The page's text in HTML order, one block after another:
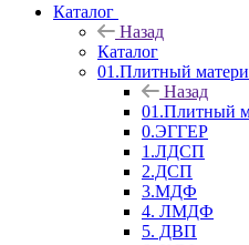
Каталог
Назад
Каталог
01.Плитный
Назад
01.Плитный
0.ЭГГЕР
1.ЛДСП
2.ДСП
3.МДФ
4. ЛМДФ
5. ДВП